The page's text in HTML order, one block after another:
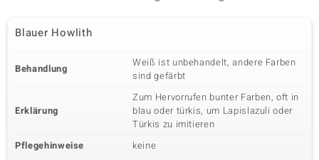
Blauer Howlith
Behandlung
Weiß ist unbehandelt, andere Farben
sind gefärbt
Erklärung
Zum Hervorrufen bunter Farben, oft in
blau oder türkis, um Lapislazuli oder
Türkis zu imitieren
Pflegehinweise
keine